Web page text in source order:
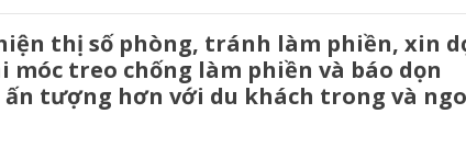
thị số phòng, tránh làm phiền, xin
treo chống làm phiền và báo dọn
ấn tượng hơn với du khách trong và